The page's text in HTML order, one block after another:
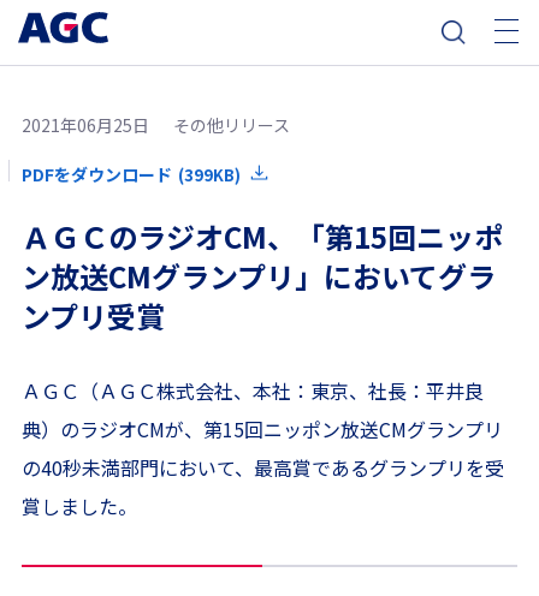
2021年06月25日 その他リリース
PDFをダウンロード (399KB)
ＡＧＣのラジオCM、「第15回ニッポ
ン放送CMグランプリ」においてグラ
ンプリ受賞
ＡＧＣ（ＡＧＣ株式会社、本社：東京、社長：平井良
典）のラジオCMが、第15回ニッポン放送CMグランプリ
の40秒未満部門において、最高賞であるグランプリを受
賞しました。